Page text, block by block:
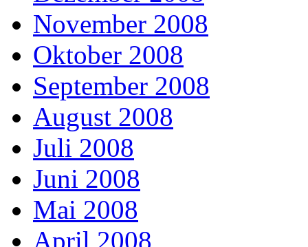
November 2008
Oktober 2008
September 2008
August 2008
Juli 2008
Juni 2008
Mai 2008
April 2008